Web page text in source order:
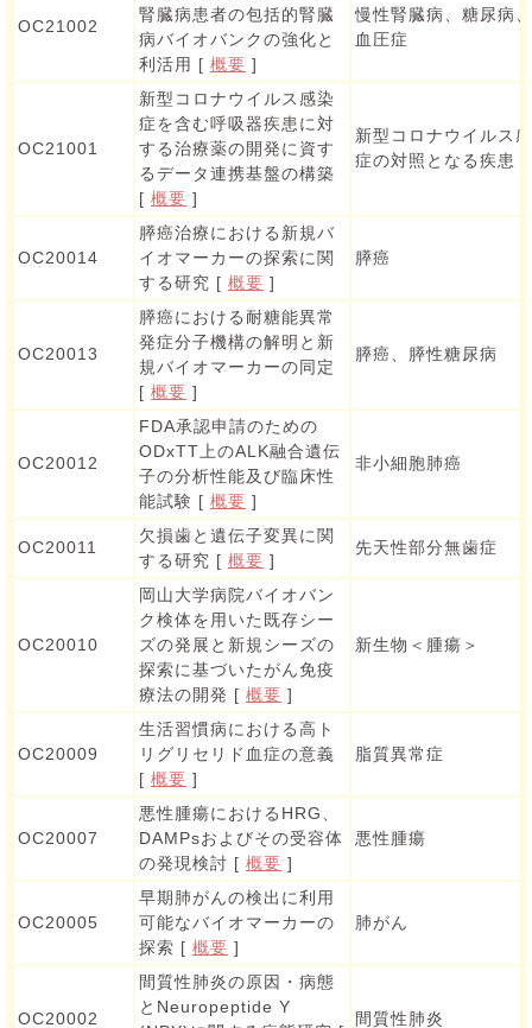
OC21002
腎臓病患者の包括的腎臓
病バイオバンクの強化と
利活用 [ 概要 ]
慢性腎臓病、糖尿病
血圧症
OC21001
新型コロナウイルス感染
症を含む呼吸器疾患に対
する治療薬の開発に資す
るデータ連携基盤の構築
[ 概要 ]
新型コロナウイルス
症の対照となる疾患
OC20014
膵癌治療における新規バ
イオマーカーの探索に関
する研究 [ 概要 ]
膵癌
OC20013
膵癌における耐糖能異常
発症分子機構の解明と新
規バイオマーカーの同定
[ 概要 ]
膵癌、膵性糖尿病
OC20012
FDA承認申請のための
ODxTT上のALK融合遺伝
子の分析性能及び臨床性
能試験 [ 概要 ]
非小細胞肺癌
OC20011
欠損歯と遺伝子変異に関
する研究 [ 概要 ]
先天性部分無歯症
OC20010
岡山大学病院バイオバン
ク検体を用いた既存シー
ズの発展と新規シーズの
探索に基づいたがん免疫
療法の開発 [ 概要 ]
新生物＜腫瘍＞
OC20009
生活習慣病における高ト
リグリセリド血症の意義
[ 概要 ]
脂質異常症
OC20007
悪性腫瘍におけるHRG、
DAMPsおよびその受容体
の発現検討 [ 概要 ]
悪性腫瘍
OC20005
早期肺がんの検出に利用
可能なバイオマーカーの
探索 [ 概要 ]
肺がん
OC20002
間質性肺炎の原因・病態
とNeuropeptide Y
間質性肺炎